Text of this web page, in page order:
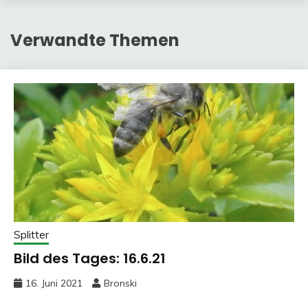
Verwandte Themen
Splitter
Bild des Tages: 16.6.21
16. Juni 2021 Bronski